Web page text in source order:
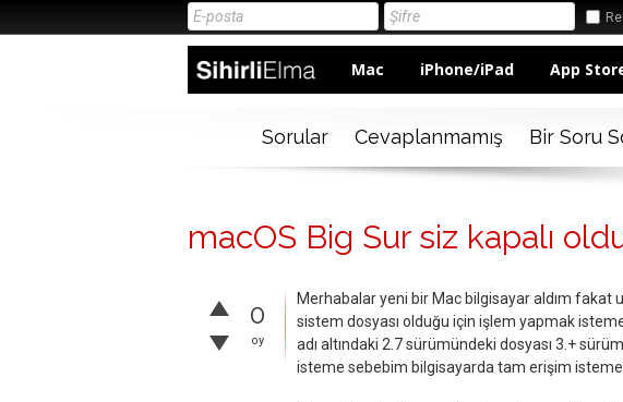
Mac iPhone/iPad App
Sorular Cevaplanmamış Bir Soru
macOS Big Sur siz kapalı
0
oy
Merhabalar yeni bir Mac bilgisayar aldım fakat
sistem dosyası olduğu için işlem yapmak
adı altındaki 2.7 sürümündeki dosyası 3.+
isteme sebebim bilgisayarda tam erişim